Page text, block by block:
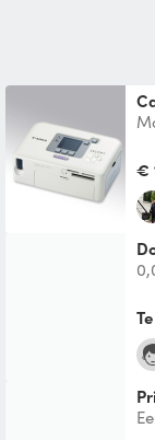
€